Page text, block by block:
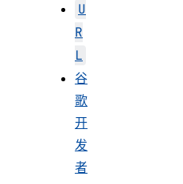
U
R
L
谷
歌
开
发
者